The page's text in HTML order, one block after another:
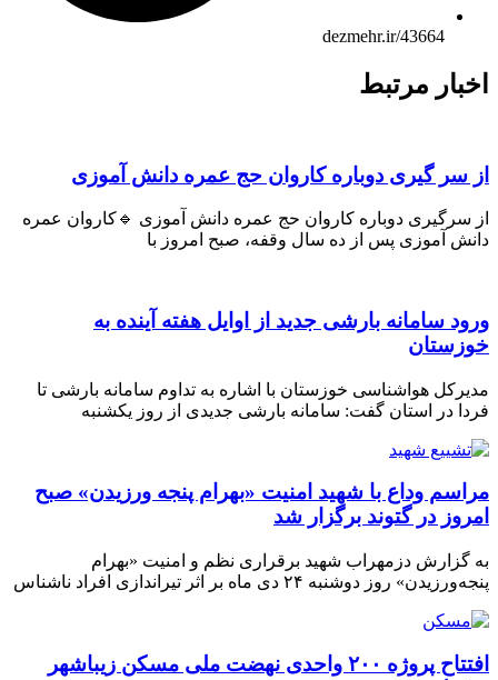
dezmehr.ir/43664
مرتبط
گیری دوباره کاروان حج عمره دانش آموزی
دوباره کاروان حج عمره دانش آموزی 🔹کاروان عمره
آموزی پس از ده سال وقفه، صبح امروز با
سامانه بارشی جدید از اوایل هفته آینده به
هواشناسی خوزستان با اشاره به تداوم سامانه بارشی تا
در استان گفت: سامانه بارشی جدیدی از روز یکشنبه
وداع با شهید امنیت «بهرام پنجه ورزیدن» صبح
در گتوند برگزار شد
دزمهراب شهید برقراری نظم و امنیت «بهرام
روز دوشنبه ۲۴ دی ماه بر اثر تیراندازی افراد ناشناس
افتتاح پروژه ۲۰۰ واحدی نهضت ملی مسکن زیباشهر